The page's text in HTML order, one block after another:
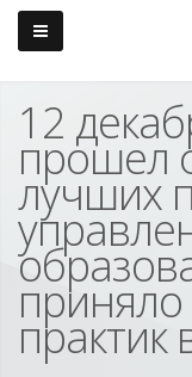
12
прошел
лучших
приняло